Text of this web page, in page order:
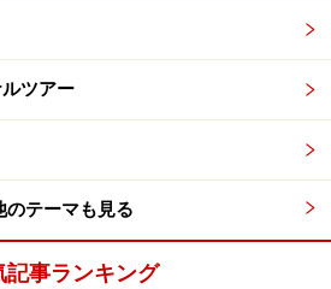
ツアー
のテーマも見る
記事ランキング